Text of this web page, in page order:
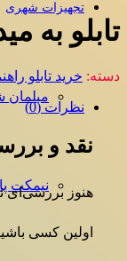
تجهیزات شهری
مبلمان
نیمکت
تابلو به
دسته: خرید تابلو
نظرات (0)
نقد و
هنوز بررسی‌ای
اولین کسی